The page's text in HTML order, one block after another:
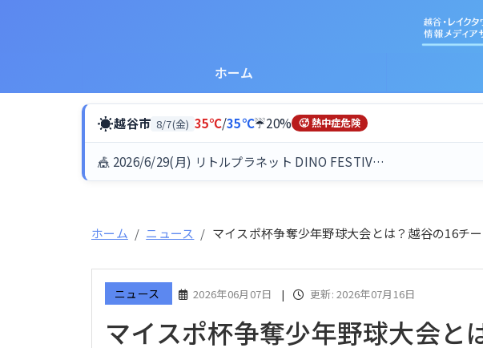
ホーム
☀越谷市 8/7(金) 35℃/35℃☔20% 🥵 熱中症危険
🎪 2026/6/29(月) リトルプラネット DINO FESTIV…
ホーム ニュース マイスポ杯争奪少年野球大会とは？越谷の16チ
ニュース 2026年06月07日 | 更新: 2026年07月16日
マイスポ杯争奪少年野球大会と